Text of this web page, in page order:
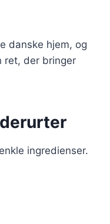
danske hjem, og
ret, der bringer
ingredienser.